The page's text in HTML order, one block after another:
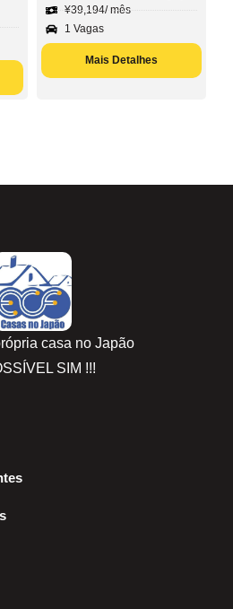
¥39,194/ mês
1 Vagas
Mais Detalhes
casa no Japão
SIM !!!